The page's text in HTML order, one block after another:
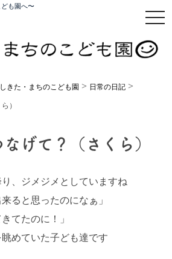
も園へ〜
きた・まちのこども園 > 日常の日記 >
）
げて？（さくら）
、ジメジメとしていますね
ると思ったのになぁ」
てたのに！」
めていた子ども達です